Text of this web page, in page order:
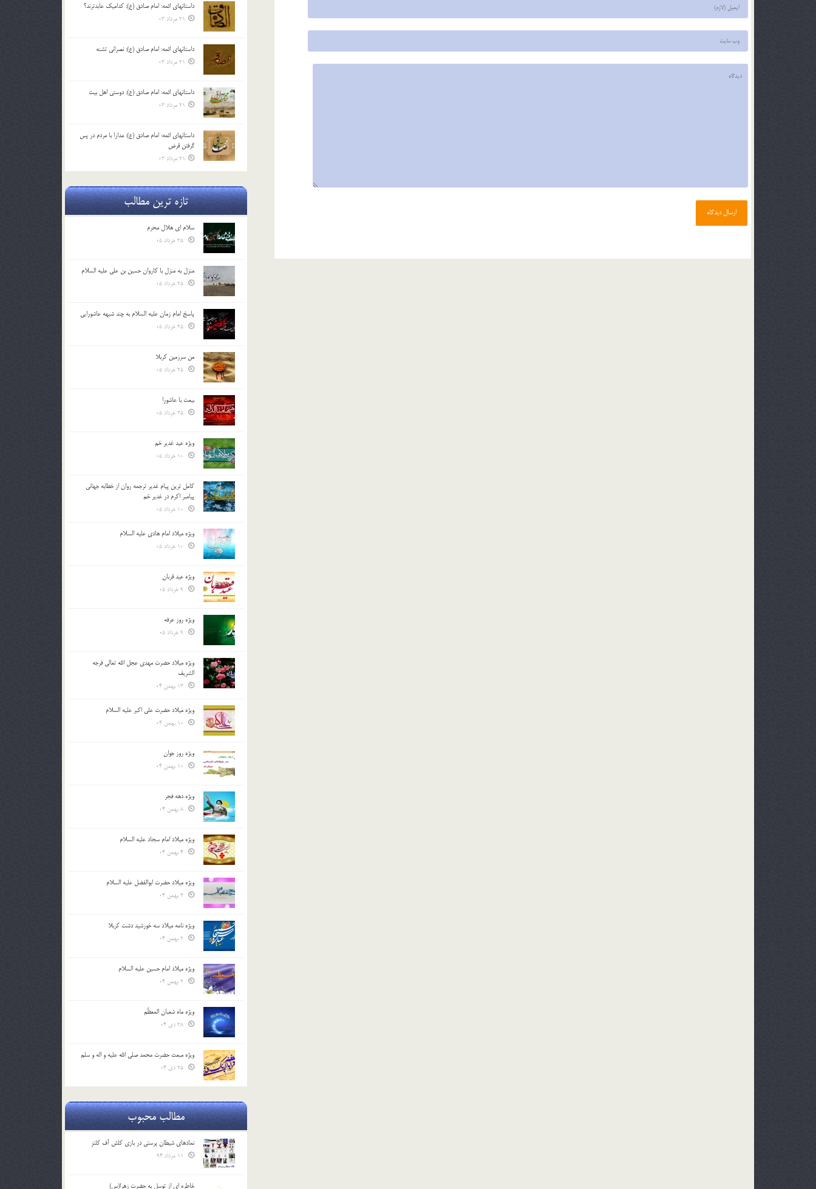
داستانهای ائمه: امام صادق (ع): کدامیک عابدترند؟
21 مرداد 03
داستانهای ائمه: امام صادق (ع): نصرانی تشنه
21 مرداد 03
داستانهای ائمه: امام صادق (ع): دوستی اهل بیت
21 مرداد 03
داستانهای ائمه: امام صادق (ع): مدارا با مردم در پس
گرفتن قرض
21 مرداد 03
تازه ترین مطالب
سلام ای هلال محرم
منزل به منزل با کاروان حسین بن علی علیه السلام
پاسخ امام زمان علیه السلام به چند شبهه عاشورایی
من سرزمین کربلا
بیعت با عاشورا
ویژه عید غدیر خم
کامل ترین پیام غدیر ترجمه روان از خطابه جهانی
پیامبر اکرم در غدیر خم
ویژه میلاد امام هادی علیه السلام
ویژه عید قربان
ویژه روز عرفه
ویژه میلاد حضرت مهدی عجل الله تعالی فرجه
الشريف
ویژه میلاد حضرت علی اکبر علیه السلام
ویژه روز جوان
ویژه دهه فجر
ویژه میلاد امام سجاد علیه السلام
ویژه میلاد حضرت ابوالفضل علیه السلام
ویژه نامه میلاد سه خورشید دشت کربلا
ویژه میلاد امام حسین علیه السلام
ویژه ماه شعبان المعظّم
ویژه مبعث حضرت محمد صلی الله علیه و اله و سلم
مطالب محبوب
نمادهای شیطان پرستی در بازی کلش آف کلنز
خاطره ای از توسل به حضرت زهرا(س)